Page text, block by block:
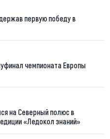
первую победу в
чемпионата Европы
на Северный полюс в
«Ледокол знаний»